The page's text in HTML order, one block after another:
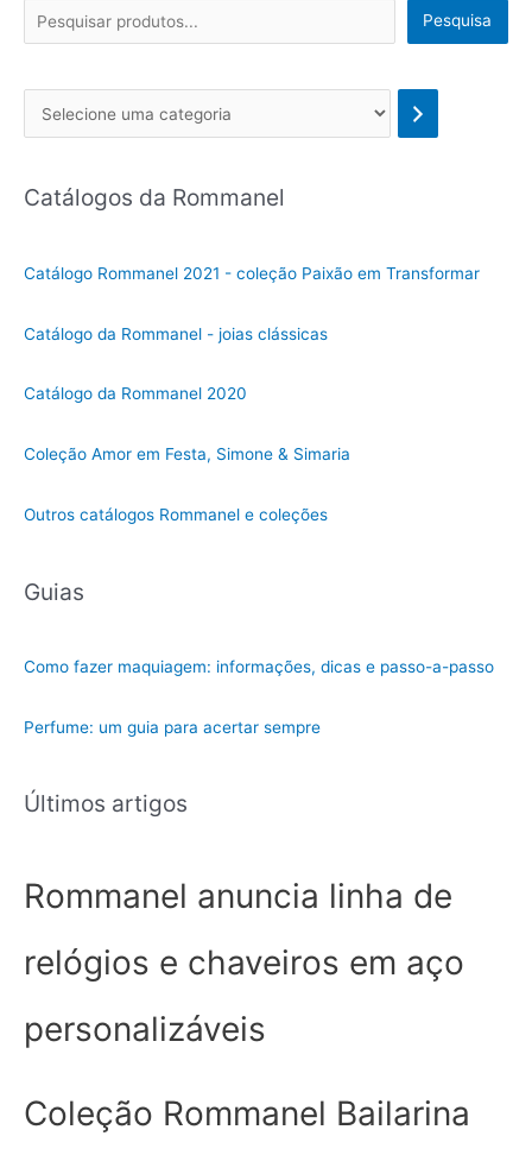
Pesquisa
l
c
c
t
o
i
Catálogos da Rommanel
Catálogo Rommanel 2021 - coleção Paixão em Transformar
Catálogo da Rommanel - joias clássicas
Catálogo da Rommanel 2020
Coleção Amor em Festa, Simone & Simaria
Outros catálogos Rommanel e coleções
Guias
Como fazer maquiagem: informações, dicas e passo-a-passo
Perfume: um guia para acertar sempre
Últimos artigos
Rommanel anuncia linha de
relógios e chaveiros em aço
personalizáveis
Coleção Rommanel Bailarina